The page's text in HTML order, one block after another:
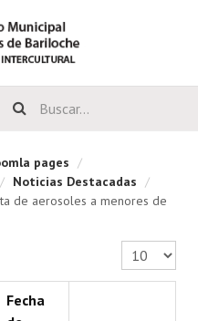
pages /
/ Noticias Destacadas /
de aerosoles a menores de
Cantidad a
Fecha